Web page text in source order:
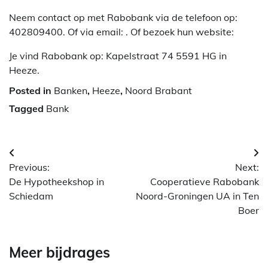
Neem contact op met Rabobank via de telefoon op:
402809400. Of via email: . Of bezoek hun website:
Je vind Rabobank op: Kapelstraat 74 5591 HG in
Heeze.
Posted in Banken, Heeze, Noord Brabant
Tagged Bank
Berichtnavigatie
Previous:
De Hypotheekshop in
Schiedam
Next:
Cooperatieve Rabobank
Noord-Groningen UA in Ten
Boer
Meer bijdrages